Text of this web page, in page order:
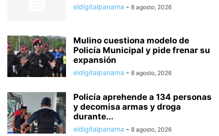
eldigitalpanama - 8 agosto, 2026
Mulino cuestiona modelo de
Policía Municipal y pide frenar su
expansión
eldigitalpanama - 8 agosto, 2026
Policía aprehende a 134 personas
y decomisa armas y droga
durante...
eldigitalpanama - 8 agosto, 2026